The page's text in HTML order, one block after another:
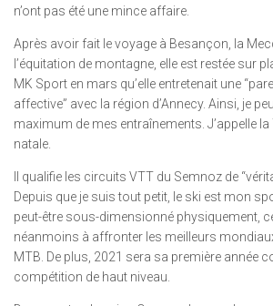
n’ont pas été une mince affaire.
Après avoir fait le voyage à Besançon, la
l’équitation de montagne, elle est restée sur
MK Sport en mars qu’elle entretenait une
affective” avec la région d’Annecy. Ainsi, je
maximum de mes entraînements. J’appelle la
natale.
Il qualifie les circuits VTT du Semnoz de
Depuis que je suis tout petit, le ski est mon
peut-être sous-dimensionné physiquement,
néanmoins à affronter les meilleurs
MTB. De plus, 2021 sera sa première année
compétition de haut niveau.